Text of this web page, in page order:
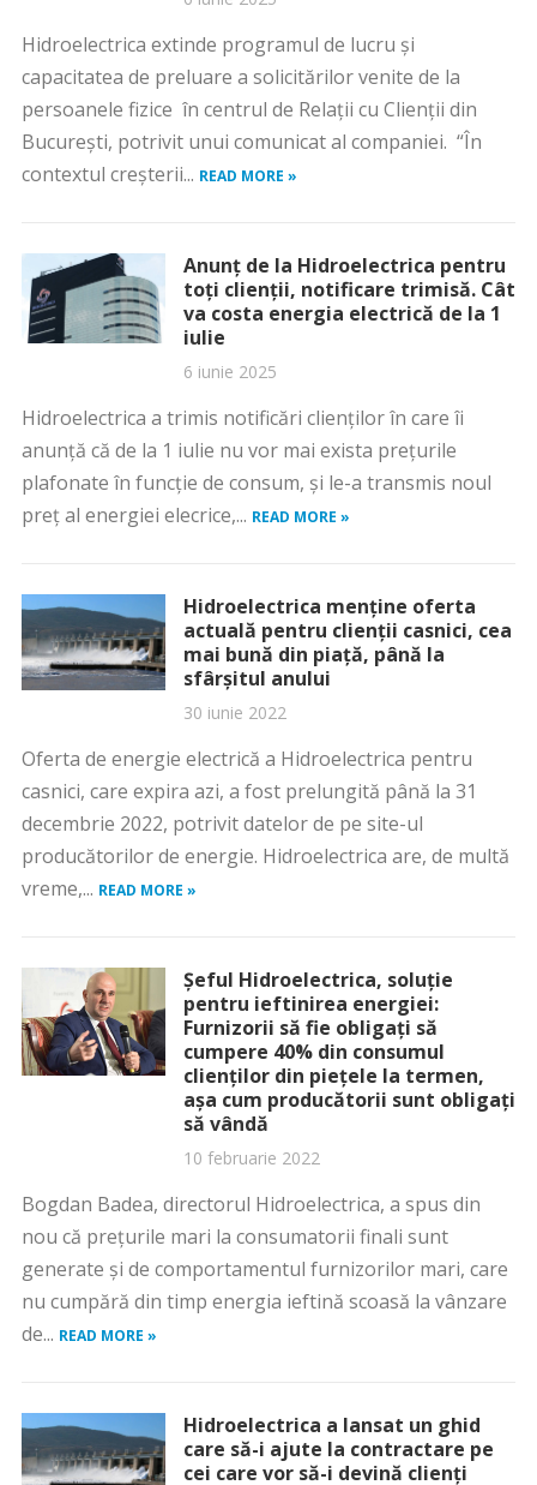
Hidroelectrica extinde programul de lucru și
capacitatea de preluare a solicitărilor venite de la
persoanele fizice în centrul de Relații cu Clienții din
București, potrivit unui comunicat al companiei. “În
contextul creșterii... READ MORE »
Anunț de la Hidroelectrica pentru
toți clienții, notificare trimisă. Cât
va costa energia electrică de la 1
iulie
6 iunie 2025
Hidroelectrica a trimis notificări clienților în care îi
anunță că de la 1 iulie nu vor mai exista prețurile
plafonate în funcție de consum, și le-a transmis noul
preț al energiei elecrice,... READ MORE »
Hidroelectrica menține oferta
actuală pentru clienții casnici, cea
mai bună din piață, până la
sfârșitul anului
30 iunie 2022
Oferta de energie electrică a Hidroelectrica pentru
casnici, care expira azi, a fost prelungită până la 31
decembrie 2022, potrivit datelor de pe site-ul
producătorilor de energie. Hidroelectrica are, de multă
vreme,... READ MORE »
Șeful Hidroelectrica, soluție
pentru ieftinirea energiei:
Furnizorii să fie obligați să
cumpere 40% din consumul
clienților din piețele la termen,
așa cum producătorii sunt obligați
să vândă
10 februarie 2022
Bogdan Badea, directorul Hidroelectrica, a spus din
nou că prețurile mari la consumatorii finali sunt
generate și de comportamentul furnizorilor mari, care
nu cumpără din timp energia ieftină scoasă la vânzare
de... READ MORE »
Hidroelectrica a lansat un ghid
care să-i ajute la contractare pe
cei care vor să-i devină clienți